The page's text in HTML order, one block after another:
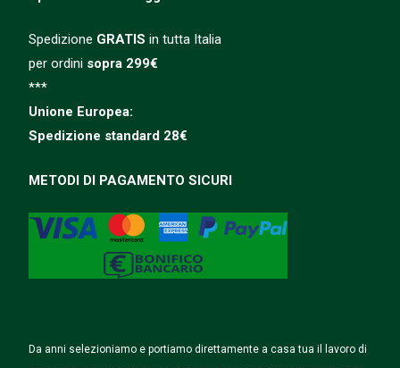
Spedizione GRATIS in tutta Italia
per ordini sopra 299€
***
Unione Europea:
Spedizione standard 28€
METODI DI PAGAMENTO SICURI
Da anni selezioniamo e portiamo direttamente a casa tua il lavoro di